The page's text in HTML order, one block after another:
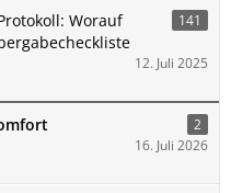
Worauf
141
12. Juli 2025
2
16. Juli 2026